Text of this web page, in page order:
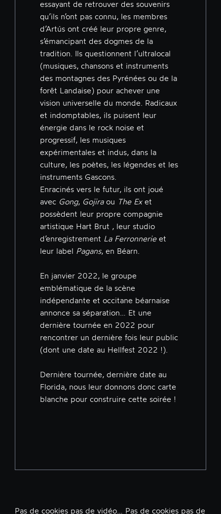
essayant de retrouver des souvenirs
qu’ils n’ont pas connu, les membres
d’Artús ont créé leur propre genre,
s’émancipant des dogmes de la
tradition. Ils questionnent l’ultralocal
(musiques, chansons et instruments
des montagnes des Pyrénées ou de la
forêt Landaise) pour achever une
vision universelle du monde. Radicaux
et indomptables, ils puisent leur
énergie dans le rock noise et
progressif, les musiques
expérimentales et indus, dans la
culture, les poètes, les légendes et les
instruments Gascons.
Enracinés vers le futur, ils ont joué
avec Gong, Gojira ou The Exet
possèdent leur propre compagnie
artistique Hart Brut , leur studio
d’enregistrement La Ferronnerieet
leur label Pagans, en Béarn.
En janvier 2022, le groupe
emblématique de la scène
indépendante et occitane béarnaise
annonce sa séparation… Et une
dernière tournée en 2022 pour
rencontrer un dernière fois leur public
(dont une date au Hellfest 2022 !).
Dernière tournée, dernière date au
Florida, nous leur donnons donc carte
blanche pour construire cette soirée !
Pas de cookies pas de vidéo… Pas de cookies pas de